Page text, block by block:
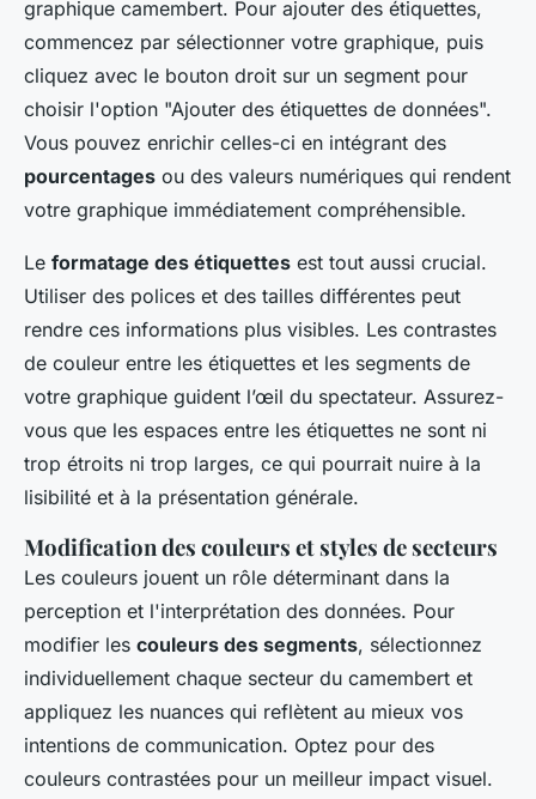
graphique camembert. Pour ajouter des étiquettes,
commencez par sélectionner votre graphique, puis
cliquez avec le bouton droit sur un segment pour
choisir l'option "Ajouter des étiquettes de données".
Vous pouvez enrichir celles-ci en intégrant des
pourcentages ou des valeurs numériques qui rendent
votre graphique immédiatement compréhensible.
Le formatage des étiquettes est tout aussi crucial.
Utiliser des polices et des tailles différentes peut
rendre ces informations plus visibles. Les contrastes
de couleur entre les étiquettes et les segments de
votre graphique guident l’œil du spectateur. Assurez-
vous que les espaces entre les étiquettes ne sont ni
trop étroits ni trop larges, ce qui pourrait nuire à la
lisibilité et à la présentation générale.
Modification des couleurs et styles de secteurs
Les couleurs jouent un rôle déterminant dans la
perception et l'interprétation des données. Pour
modifier les couleurs des segments, sélectionnez
individuellement chaque secteur du camembert et
appliquez les nuances qui reflètent au mieux vos
intentions de communication. Optez pour des
couleurs contrastées pour un meilleur impact visuel.